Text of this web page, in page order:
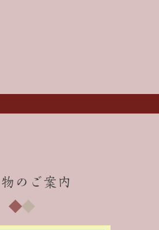
のご案内